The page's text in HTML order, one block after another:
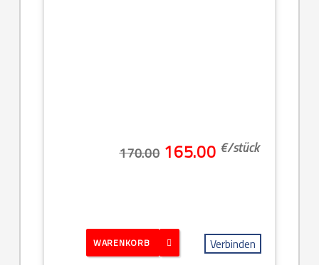
170.00 165.00 €/stück
WARENKORB Verbinden